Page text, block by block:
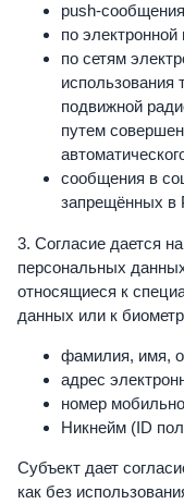
push-
по электронной
по сетям
использования
подвижной
путем
сообщения в
запрещённых в
3. Согласие дается
персональных
относящиеся к
данных или к
фамилия, имя,
адрес
номер
Никнейм (ID
Субъект дает
как без